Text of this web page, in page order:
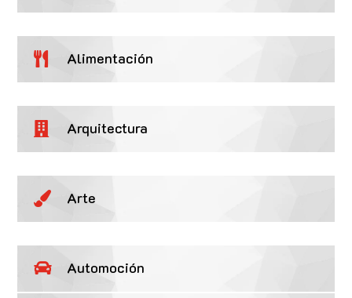
 Alimentación
 Arquitectura
 Arte
 Automoción